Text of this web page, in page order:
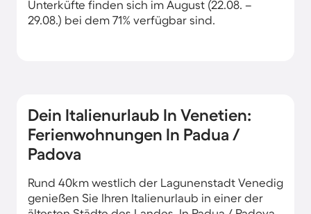
Unterküfte finden sich im August (22.08. –
29.08.) bei dem 71% verfügbar sind.
Dein Italienurlaub In Venetien:
Ferienwohnungen In Padua /
Padova
Rund 40km westlich der Lagunenstadt Venedig
genießen Sie Ihren Italienurlaub in einer der